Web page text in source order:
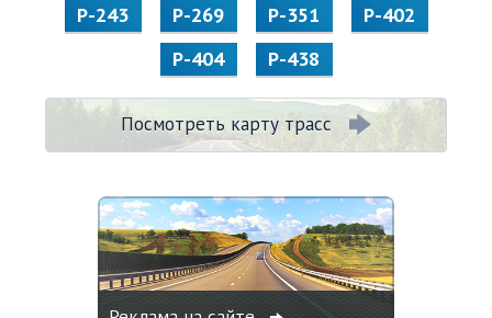
Р-243
Р-269 Р-351
Р-402
Р-404
Р-438
Посмотреть карту трасс